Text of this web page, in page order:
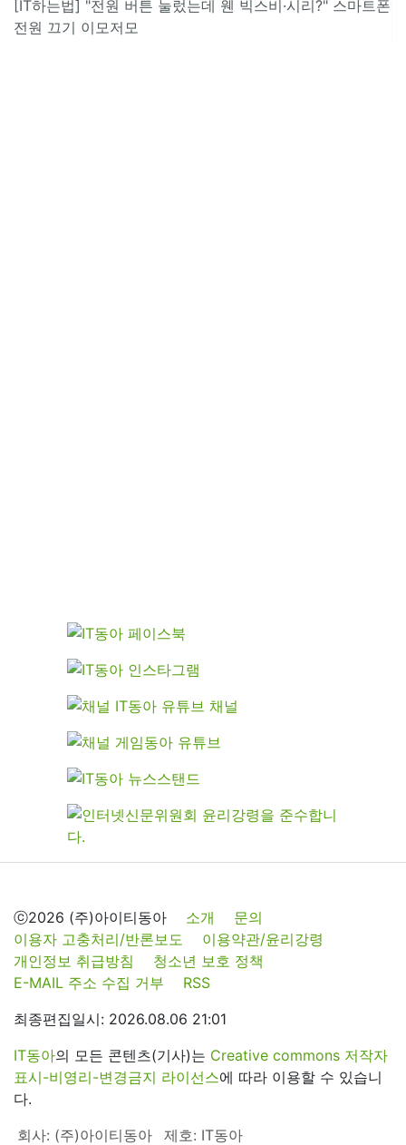
[IT하는법] "전원 버튼 눌렀는데 웬 빅스비·시리?" 스마트폰
전원 끄기 이모저모
ⓒ2026 (주)아이티동아 소개
문의
이용자 고충처리/반론보도
이용약관/윤리강령
개인정보 취급방침
청소년 보호 정책
E-MAIL 주소 수집 거부
RSS
최종편집일시: 2026.08.06 21:01
IT동아의 모든 콘텐츠(기사)는 Creative commons 저작자
표시-비영리-변경금지 라이선스에 따라 이용할 수 있습니
다.
회사: (주)아이티동아
제호: IT동아